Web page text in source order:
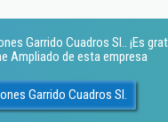
Garrido Cuadros Sl.. ¡Es
Ampliado de esta empresa
Garrido Cuadros Sl.